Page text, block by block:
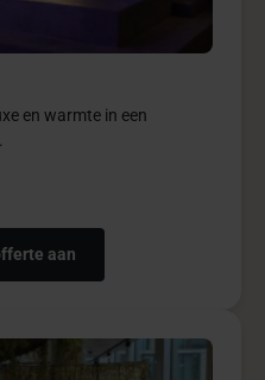
en warmte in een
aan